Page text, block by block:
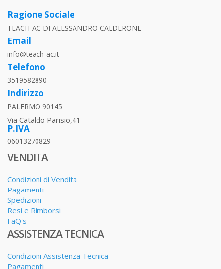
Ragione Sociale
TEACH-AC DI ALESSANDRO CALDERONE
Email
info@teach-ac.it
Telefono
3519582890
Indirizzo
PALERMO 90145
Via Cataldo Parisio,41
P.IVA
06013270829
VENDITA
Condizioni di Vendita
Pagamenti
Spedizioni
Resi e Rimborsi
FaQ's
ASSISTENZA TECNICA
Condizioni Assistenza Tecnica
Pagamenti